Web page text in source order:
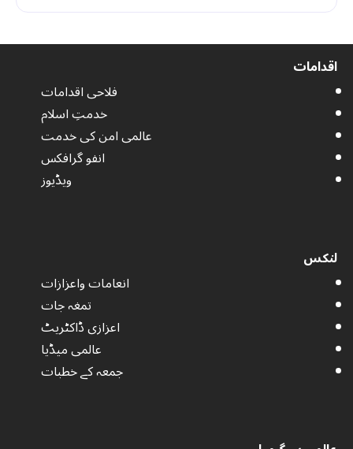
اقدامات
فلاحی اقدامات
خدمتِ اسلام
عالمی امن کی خدمت
انفو گرافکس
ویڈیوز
لنکس
انعامات واعزازات
تمغہ جات
اعزازی ڈاکٹریٹ
عالمی میڈیا
جمعہ کے خطبات